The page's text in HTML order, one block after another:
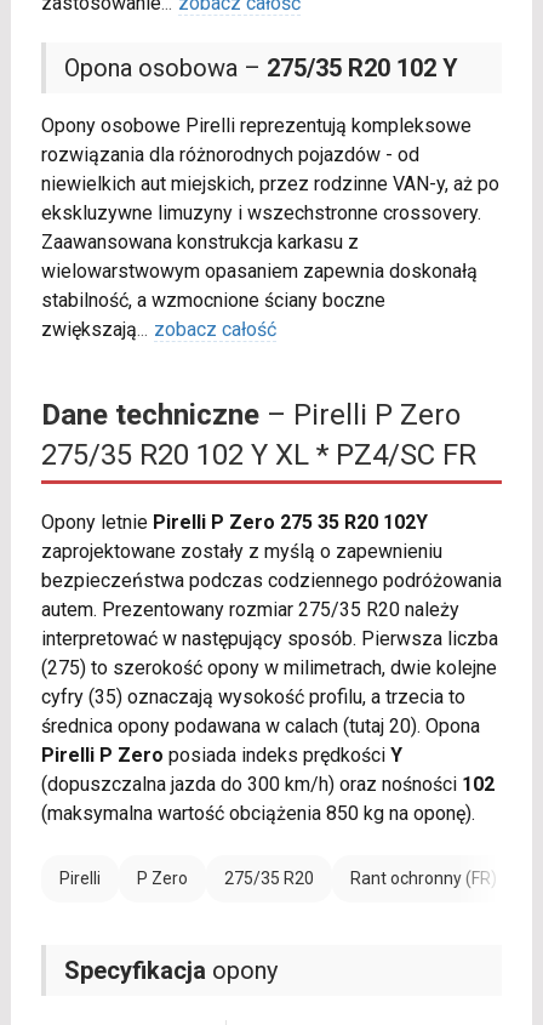
Opona osobowa – 275/35 R20 102 Y
Opony osobowe Pirelli reprezentują kompleksowe
rozwiązania dla różnorodnych pojazdów - od
niewielkich aut miejskich, przez rodzinne VAN-y, aż po
ekskluzywne limuzyny i wszechstronne crossovery.
Zaawansowana konstrukcja karkasu z
wielowarstwowym opasaniem zapewnia doskonałą
stabilność, a wzmocnione ściany boczne
zwiększają... zobacz całość
Dane techniczne– Pirelli P Zero
275/35 R20 102 Y XL * PZ4/SC FR
Opony letnie Pirelli P Zero 275 35 R20 102Y
zaprojektowane zostały z myślą o zapewnieniu
bezpieczeństwa podczas codziennego podróżowania
autem. Prezentowany rozmiar 275/35 R20 należy
interpretować w następujący sposób. Pierwsza liczba
(275) to szerokość opony w milimetrach, dwie kolejne
cyfry (35) oznaczają wysokość profilu, a trzecia to
średnica opony podawana w calach (tutaj 20). Opona
Pirelli P Zero posiada indeks prędkości Y
(dopuszczalna jazda do 300 km/h) oraz nośności 102
(maksymalna wartość obciążenia 850 kg na oponę).
Pirelli P Zero 275/35 R20 Rant ochronny (FR)
Specyfikacja opony